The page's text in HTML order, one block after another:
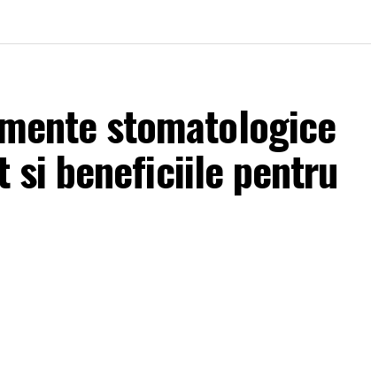
stomatologice
beneficiile pentru